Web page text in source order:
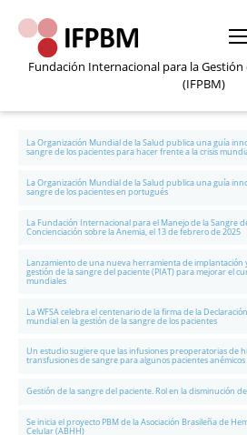
Fundación Internacional para la Gestión
(IFPBM)
La Organización Mundial de la Salud publica una guía
sangre de los pacientes para hacer frente a la crisis
La Organización Mundial de la Salud publica una guía
sangre de los pacientes en portugués
La Fundación Internacional para el Manejo de la Sangre
Concienciación sobre la Anemia, el 13 de febrero de 2025
Lanzamiento de una nueva herramienta de implantación
gestión de la sangre del paciente (PIAT) para mejorar el
mundiales
La WFSA celebra el centenario de la firma de la
mundial en la gestión de la sangre de los pacientes
Un estudio sugiere que las infusiones preoperatorias de
transfusiones de sangre para algunos pacientes anémicos
Gestión de la sangre del paciente. Rol en la disminución
Se inicia el proyecto PBM de la Asociación Brasileña de
Celular (ABHH)